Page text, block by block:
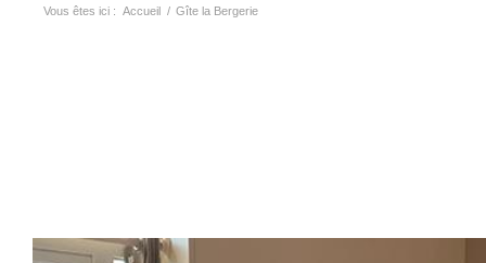
Vous êtes ici : Accueil / Gîte la Bergerie